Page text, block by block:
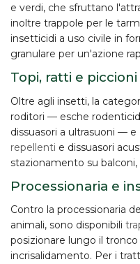
e verdi, che sfruttano
inoltre trappole per le
insetticidi a uso civile in
granulare per un'azione
Topi, ratti e piccioni
Oltre agli insetti, la
roditori — esche
dissuasori a ultrasuoni — e
repellenti e dissuasori
stazionamento su
Processionaria e
Contro la processionaria
animali, sono disponibili
posizionare lungo il
incrisalidamento. Per i